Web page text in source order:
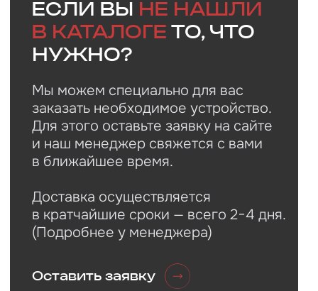
Ответы начастые
вопросы